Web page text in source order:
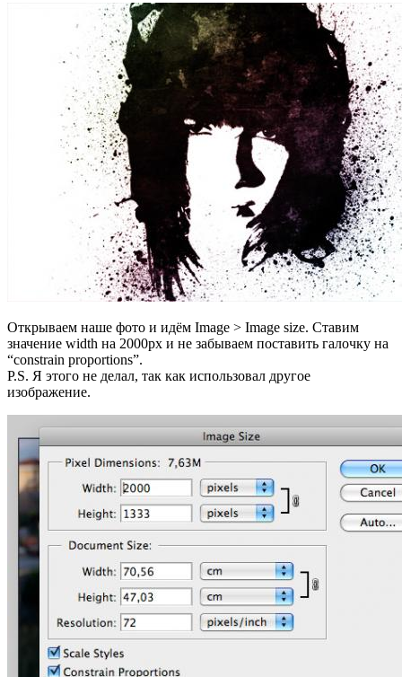
Открываем наше фото и идём Image > Image size. Ставим
значение width на 2000px и не забываем поставить галочку на
“constrain proportions”.
P.S. Я этого не делал, так как использовал другое
изображение.